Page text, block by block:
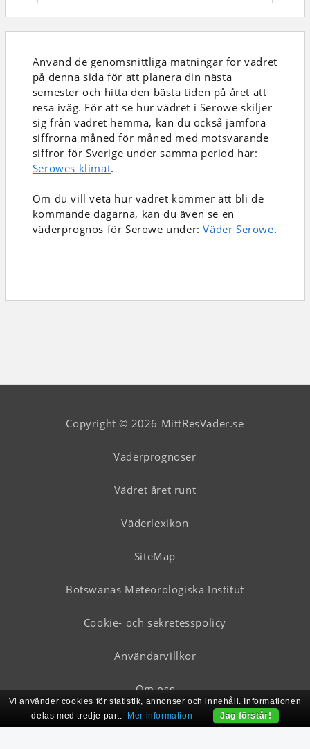
Använd de genomsnittliga mätningar för vädret
på denna sida för att planera din nästa
semester och hitta den bästa tiden på året att
resa iväg. För att se hur vädret i Serowe skiljer
sig från vädret hemma, kan du också jämföra
siffrorna måned för måned med motsvarande
siffror för Sverige under samma period här:
Serowes klimat.
Om du vill veta hur vädret kommer att bli de
kommande dagarna, kan du även se en
väderprognos för Serowe under:Väder Serowe.
Copyright © 2026 MittResVader.se
Väderprognoser
Vädret året runt
Väderlexikon
SiteMap
Botswanas Meteorologiska Institut
Cookie- och sekretesspolicy
Användarvillkor
Om oss
Vi använder cookies för statistik, annonser och innehåll. Informationen
delas med tredje part.
Mer information Jag förstår!